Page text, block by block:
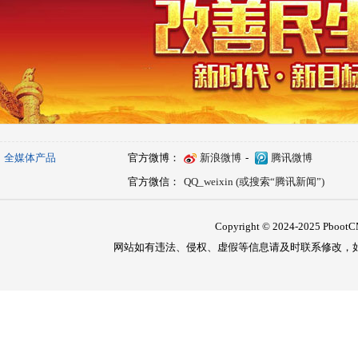
全媒体产品 官方微博： 新浪微博 -
腾讯微博
官方微信：
QQ_weixin (或搜索“腾讯新闻”)
Copyright © 2024-2025
网站如有违法、侵权、虚假等信息请及时联系修改